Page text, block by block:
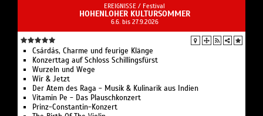
EREIGNISSE / Festival
HOHENLOHER KULTURSOMMER
6.6. bis 27.9.2026
Csárdás, Charme und feurige Klänge
Konzerttag auf Schloss Schillingsfürst
Wurzeln und Wege
Wir & Jetzt
Der Atem des Raga - Musik & Kulinarik aus Indien
Vitamin Pe - Das Plauschkonzert
Prinz-Constantin-Konzert